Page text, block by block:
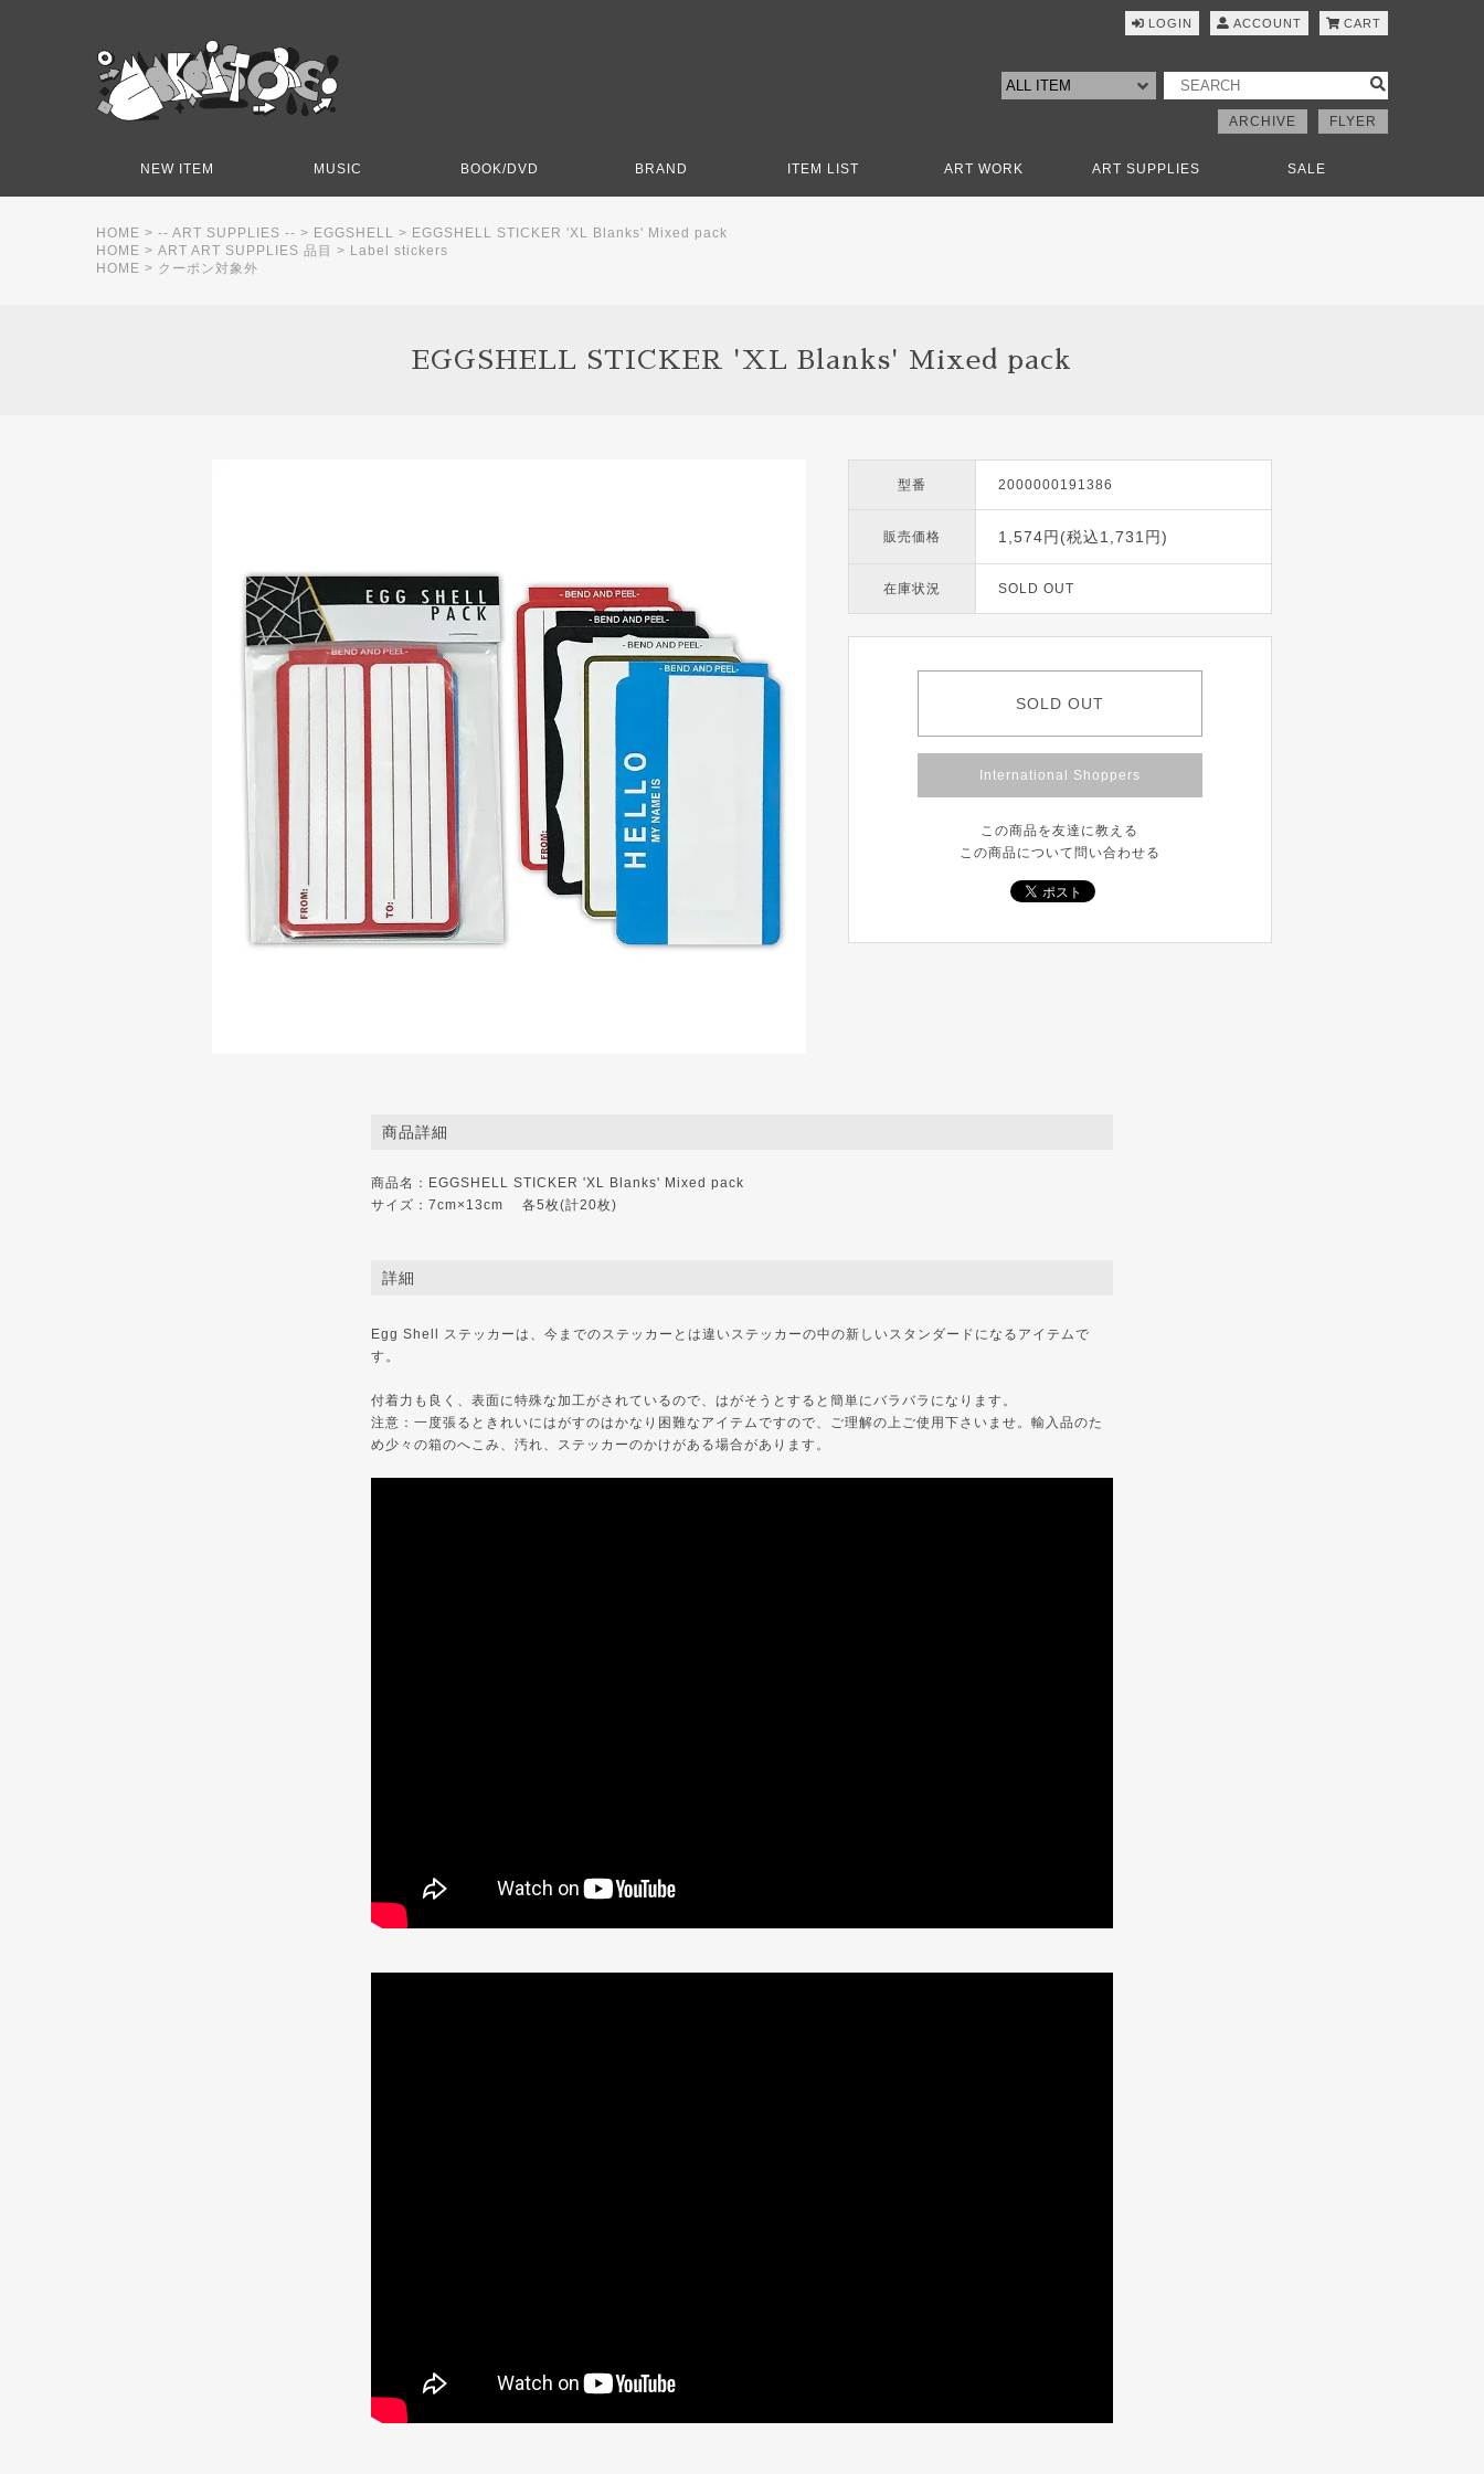
LOGIN ACCOUNT CART
ARCHIVE FLYER
NEW ITEM MUSIC BOOK/DVD BRAND ITEM LIST ART WORK ART SUPPLIES SALE
HOME > -- ART SUPPLIES -- > EGGSHELL > EGGSHELL STICKER 'XL Blanks' Mixed pack
HOME > ART ART SUPPLIES 品目 > Label stickers
HOME > クーポン対象外
EGGSHELL STICKER 'XL Blanks' Mixed pack
商品詳細
商品名：EGGSHELL STICKER 'XL Blanks' Mixed pack
サイズ：7cm×13cm 各5枚(計20枚)
詳細
Egg Shell ステッカーは、今までのステッカーとは違いステッカーの中の新しいスタンダードになるアイテムで
す。
付着力も良く、表面に特殊な加工がされているので、はがそうとすると簡単にバラバラになります。
注意：一度張るときれいにはがすのはかなり困難なアイテムですので、ご理解の上ご使用下さいませ。輸入品のた
め少々の箱のへこみ、汚れ、ステッカーのかけがある場合があります。
型番 2000000191386
販売価格 1,574円(税込1,731円)
在庫状況 SOLD OUT
SOLD OUT
International Shoppers
この商品を友達に教える
この商品について問い合わせる